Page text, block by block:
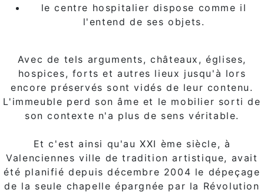
le centre hospitalier dispose comme il
l'entend de ses objets.
Avec de tels arguments, châteaux, églises,
hospices, forts et autres lieux jusqu'à lors
encore préservés sont vidés de leur contenu.
L'immeuble perd son âme et le mobilier sorti de
son contexte n'a plus de sens véritable.
Et c'est ainsi qu'au XXI ème siècle, à
Valenciennes ville de tradition artistique, avait
été planifié depuis décembre 2004 le dépeçage
de la seule chapelle épargnée par la Révolution